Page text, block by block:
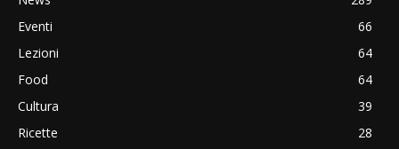
Eventi
66
Lezioni
64
Food
64
Cultura
39
Ricette
28